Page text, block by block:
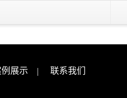
展示 | 联系我们